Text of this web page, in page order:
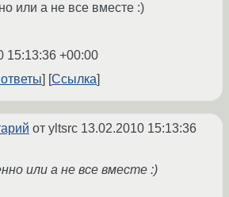
или а не все вместе :)
15:13:36 +00:00
Ссылка
от yltsrc 13.02.2010 15:13:36
или а не все вместе :)